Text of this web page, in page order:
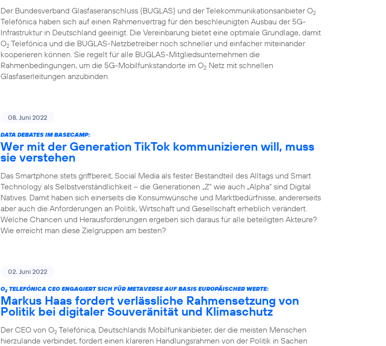
Der Bundesverband Glasfaseranschluss (BUGLAS) und der Telekommunikationsanbieter O2
Telefónica haben sich auf einen Rahmenvertrag für den beschleunigten Ausbau der 5G-
Infrastruktur in Deutschland geeinigt. Die Vereinbarung bietet eine optimale Grundlage, damit
O2 Telefónica und die BUGLAS-Netzbetreiber noch schneller und einfacher miteinander
kooperieren können. Sie regelt für alle BUGLAS-Mitgliedsunternehmen die
Rahmenbedingungen, um die 5G-Mobilfunkstandorte im O2 Netz mit schnellen
Glasfaserleitungen anzubinden.
08. Juni 2022
DATA DEBATES IM BASECAMP:
Wer mit der Generation TikTok kommunizieren will, muss
sie verstehen
Das Smartphone stets griffbereit, Social Media als fester Bestandteil des Alltags und Smart
Technology als Selbstverständlichkeit – die Generationen „Z“ wie auch „Alpha“ sind Digital
Natives. Damit haben sich einerseits die Konsumwünsche und Marktbedürfnisse, andererseits
aber auch die Anforderungen an Politik, Wirtschaft und Gesellschaft erheblich verändert.
Welche Chancen und Herausforderungen ergeben sich daraus für alle beteiligten Akteure?
Wie erreicht man diese Zielgruppen am besten?
02. Juni 2022
O2 TELEFÓNICA CEO ENGAGIERT SICH FÜR METAVERSE AUF BASIS EUROPÄISCHER WERTE:
Markus Haas fordert verlässliche Rahmensetzung von
Politik bei digitaler Souveränität und Klimaschutz
Der CEO von O2 Telefónica, Deutschlands Mobilfunkanbieter, der die meisten Menschen
hierzulande verbindet, fordert einen klareren Handlungsrahmen von der Politik in Sachen